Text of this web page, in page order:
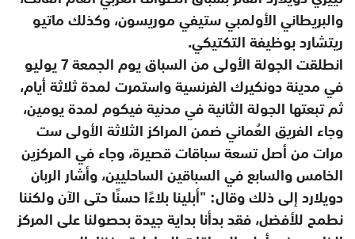
والبريطاني الأولمبي ستيفي موريسون، وكذلك ماتيو
ريتشارد بوظيفة التكتيكي.
انطلقت الجولة الأولى من السباق يوم الجمعة 7 يوليو
في مدينة دونكيرك الفرنسية واستمرت لمدة ثلاثة أيام،
ثم تبعتها الجولة الثانية في مدنية فيكوم لمدة يومين،
وجاء الفريق العُماني ضمن المراكز الثلاثة الأولى ست
مرات من أصل تسعة سباقات قصيرة، وجاء في المركزين
الخامس والسابع في السباقين الساحليين، وأشار الربان
دويلارد إلى ذلك وقال: "أبلينا بلاءًا حسنًا حتى الآن ولكننا
نطمح للأفضل، فقد بدأنا بداية جيدة بحصولنا على المركز